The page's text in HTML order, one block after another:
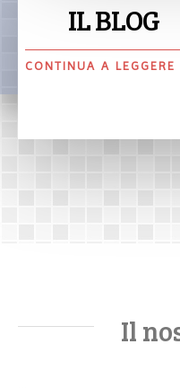
IL BLOG
CONTINUA A LEGGERE
Il